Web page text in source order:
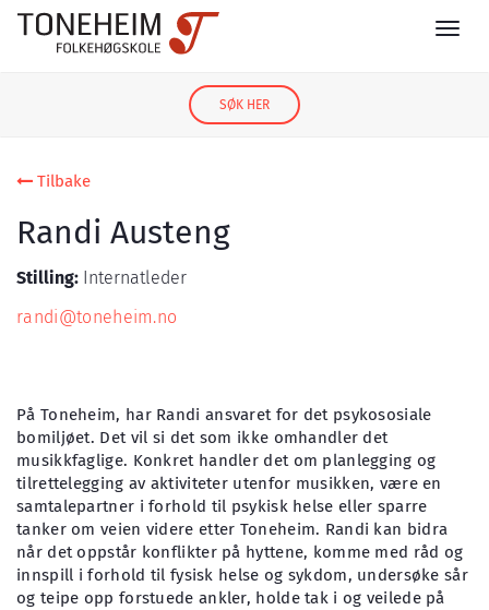
SØK HER
Tilbake
Randi Austeng
Stilling: Internatleder
randi@toneheim.no
På Toneheim, har Randi ansvaret for det psykososiale
bomiljøet. Det vil si det som ikke omhandler det
musikkfaglige. Konkret handler det om planlegging og
tilrettelegging av aktiviteter utenfor musikken, være en
samtalepartner i forhold til psykisk helse eller sparre
tanker om veien videre etter Toneheim. Randi kan bidra
når det oppstår konflikter på hyttene, komme med råd og
innspill i forhold til fysisk helse og sykdom, undersøke sår
og teipe opp forstuede ankler, holde tak i og veilede på